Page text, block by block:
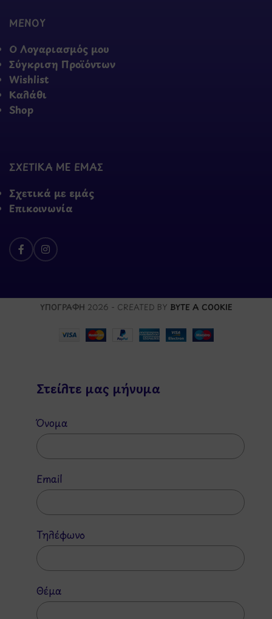
ΜΕΝΟΥ
Ο Λογαριασμός μου
Σύγκριση Προϊόντων
Wishlist
Καλάθι
Shop
ΣΧΕΤΙΚΑ ΜΕ ΕΜΑΣ
Σχετικά με εμάς
Επικοινωνία
ΥΠΟΓΡΑΦΗ 2026 - CREATED BY BYTE A COOKIE
Στείλτε μας μήνυμα
Όνομα
Email
Τηλέφωνο
Θέμα